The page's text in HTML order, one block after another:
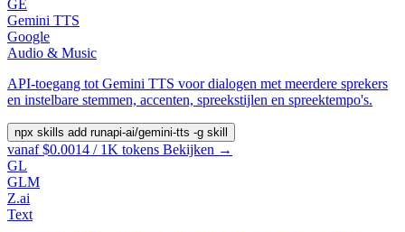
GE
Gemini TTS
Google
Audio & Music
API-toegang tot Gemini TTS voor dialogen met meerdere sprekers
en instelbare stemmen, accenten, spreekstijlen en spreektempo's.
npx skills add runapi-ai/gemini-tts -g skill
vanaf $0.0014 / 1K tokens Bekijken →
GL
GLM
Z.ai
Text